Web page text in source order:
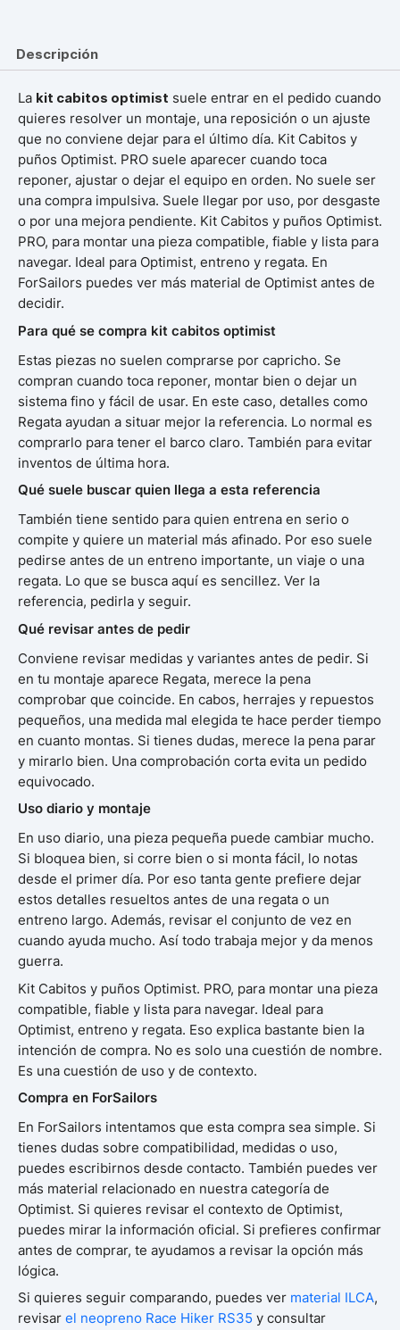
Descripción
La kit cabitos optimist suele entrar en el pedido cuando
quieres resolver un montaje, una reposición o un ajuste
que no conviene dejar para el último día. Kit Cabitos y
puños Optimist. PRO suele aparecer cuando toca
reponer, ajustar o dejar el equipo en orden. No suele ser
una compra impulsiva. Suele llegar por uso, por desgaste
o por una mejora pendiente. Kit Cabitos y puños Optimist.
PRO, para montar una pieza compatible, fiable y lista para
navegar. Ideal para Optimist, entreno y regata. En
ForSailors puedes ver más material de Optimist antes de
decidir.
Para qué se compra kit cabitos optimist
Estas piezas no suelen comprarse por capricho. Se
compran cuando toca reponer, montar bien o dejar un
sistema fino y fácil de usar. En este caso, detalles como
Regata ayudan a situar mejor la referencia. Lo normal es
comprarlo para tener el barco claro. También para evitar
inventos de última hora.
Qué suele buscar quien llega a esta referencia
También tiene sentido para quien entrena en serio o
compite y quiere un material más afinado. Por eso suele
pedirse antes de un entreno importante, un viaje o una
regata. Lo que se busca aquí es sencillez. Ver la
referencia, pedirla y seguir.
Qué revisar antes de pedir
Conviene revisar medidas y variantes antes de pedir. Si
en tu montaje aparece Regata, merece la pena
comprobar que coincide. En cabos, herrajes y repuestos
pequeños, una medida mal elegida te hace perder tiempo
en cuanto montas. Si tienes dudas, merece la pena parar
y mirarlo bien. Una comprobación corta evita un pedido
equivocado.
Uso diario y montaje
En uso diario, una pieza pequeña puede cambiar mucho.
Si bloquea bien, si corre bien o si monta fácil, lo notas
desde el primer día. Por eso tanta gente prefiere dejar
estos detalles resueltos antes de una regata o un
entreno largo. Además, revisar el conjunto de vez en
cuando ayuda mucho. Así todo trabaja mejor y da menos
guerra.
Kit Cabitos y puños Optimist. PRO, para montar una pieza
compatible, fiable y lista para navegar. Ideal para
Optimist, entreno y regata. Eso explica bastante bien la
intención de compra. No es solo una cuestión de nombre.
Es una cuestión de uso y de contexto.
Compra en ForSailors
En ForSailors intentamos que esta compra sea simple. Si
tienes dudas sobre compatibilidad, medidas o uso,
puedes escribirnos desde contacto. También puedes ver
más material relacionado en nuestra categoría de
Optimist. Si quieres revisar el contexto de Optimist,
puedes mirar la información oficial. Si prefieres confirmar
antes de comprar, te ayudamos a revisar la opción más
lógica.
Si quieres seguir comparando, puedes ver material ILCA,
revisar el neopreno Race Hiker RS35 y consultar